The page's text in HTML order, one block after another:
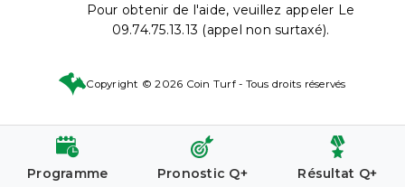
Pour obtenir de l'aide, veuillez appeler Le
09.74.75.13.13 (appel non surtaxé).
Copyright © 2026 Coin Turf - Tous droits réservés
Programme Pronostic Q+ Résultat Q+